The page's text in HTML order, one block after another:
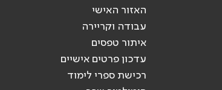
האזור האישי
עבודה וקריירה
איתור טפסים
עדכון פרטים אישיים
רכישת ספרי לימוד